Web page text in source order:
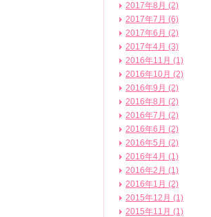
2017年8月 (2)
2017年7月 (6)
2017年6月 (2)
2017年4月 (3)
2016年11月 (1)
2016年10月 (2)
2016年9月 (2)
2016年8月 (2)
2016年7月 (2)
2016年6月 (2)
2016年5月 (2)
2016年4月 (1)
2016年2月 (1)
2016年1月 (2)
2015年12月 (1)
2015年11月 (1)